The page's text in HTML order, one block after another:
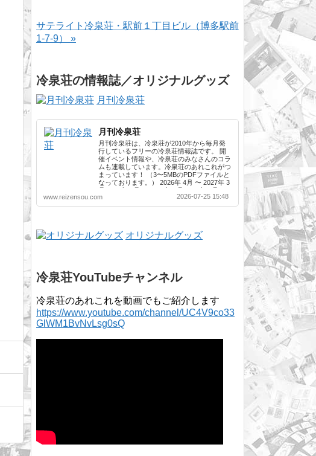
サテライト冷泉荘・駅前１丁目ビル（博多駅前
1-7-9） »
冷泉荘の情報誌／オリジナルグッズ
月刊冷泉荘
月刊冷泉荘
月刊冷泉荘は、冷泉荘が2010年から毎月発
行しているフリーの冷泉荘情報誌です。 開
催イベント情報や、冷泉荘のみなさんのコラ
ムも連載しています。冷泉荘のあれこれがつ
まっています！ （3〜5MBのPDFファイルと
なっております。） 2026年 4月 〜 2027年 3
月 2025年 4月 〜 2026年 3月 2024年 4月 〜
2025年 3月 2023年 4月 〜 2024年 3月 2022
年 4月 〜 2023年 3月 2021年 4月 〜 2022年
年 4月 〜 2018年 3月 2016年 4月 〜 2017年
3月 2015年 4月 〜 2016年 3月 2014年 4月 〜
www.reizensou.com 2026-07-25 15:48
オリジナルグッズ
冷泉荘YouTubeチャンネル
冷泉荘のあれこれを動画でもご紹介します
https://www.youtube.com/channel/UC4V9co33
GlWM1BvNvLsg0sQ